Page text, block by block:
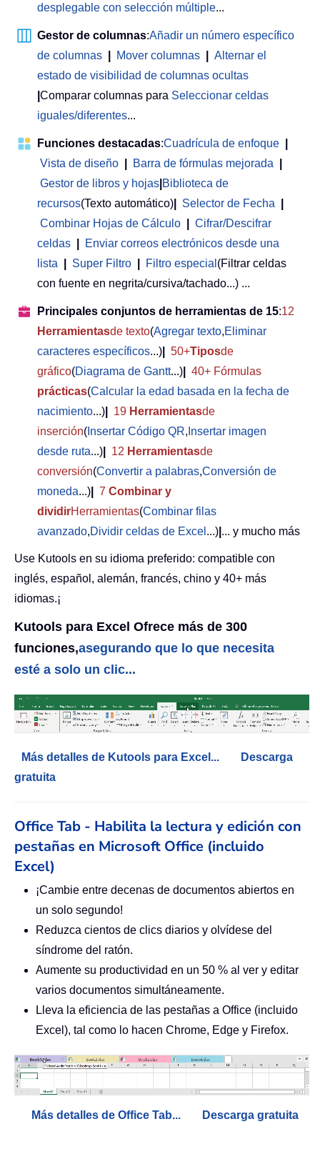
desplegable con selección múltiple...
Gestor de columnas:Añadir un número específico
de columnas
Mover columnas
Alternar el
estado de visibilidad de columnas ocultas
Comparar columnas para Seleccionar celdas
iguales/diferentes...
Funciones destacadas:Cuadrícula de enfoque
Vista de diseño
Barra de fórmulas mejorada
Gestor de libros y hojas Biblioteca de
recursos(Texto automático) Selector de Fecha
Combinar Hojas de Cálculo
Cifrar/Descifrar
celdas
Enviar correos electrónicos desde una
lista
Super Filtro Filtro especial (Filtrar celdas
con fuente en negrita/cursiva/tachado...) ...
Principales conjuntos de herramientas de 15:12
Herramientasde texto(Agregar texto,Eliminar
caracteres específicos...) 50+Tiposde
gráfico(Diagrama de Gantt...)
40+ Fórmulas
prácticas(Calcular la edad basada en la fecha de
nacimiento...) 19 Herramientasde
inserción( Insertar Código QR, Insertar imagen
desde ruta...) 12 Herramientasde
conversión(Convertir a palabras,Conversión de
moneda...) 7 Combinar y
dividirHerramientas(Combinar filas
avanzado,Dividir celdas de Excel ...) ... y mucho más
Use Kutools en su idioma preferido: compatible con
inglés, español, alemán, francés, chino y 40+ más
idiomas.¡
Kutools para Excel Ofrece más de 300
funciones,asegurando que lo que necesita
esté a solo un clic...
Más detalles de Kutools para Excel...
Descarga
gratuita
Office Tab - Habilita la lectura y edición con
pestañas en Microsoft Office (incluido
Excel)
¡Cambie entre decenas de documentos abiertos en
un solo segundo!
Reduzca cientos de clics diarios y olvídese del
síndrome del ratón.
Aumente su productividad en un 50 % al ver y editar
varios documentos simultáneamente.
Lleva la eficiencia de las pestañas a Office (incluido
Excel), tal como lo hacen Chrome, Edge y Firefox.
Más detalles de Office Tab... Descarga gratuita